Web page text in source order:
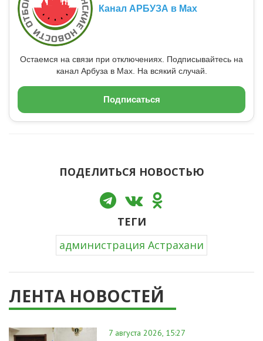
Канал АРБУЗА в Max
Остаемся на связи при отключениях. Подписывайтесь на
канал Арбуза в Max. На всякий случай.
Подписаться
ПОДЕЛИТЬСЯ НОВОСТЬЮ
ТЕГИ
администрация Астрахани
ЛЕНТА НОВОСТЕЙ
7 августа 2026, 15:27